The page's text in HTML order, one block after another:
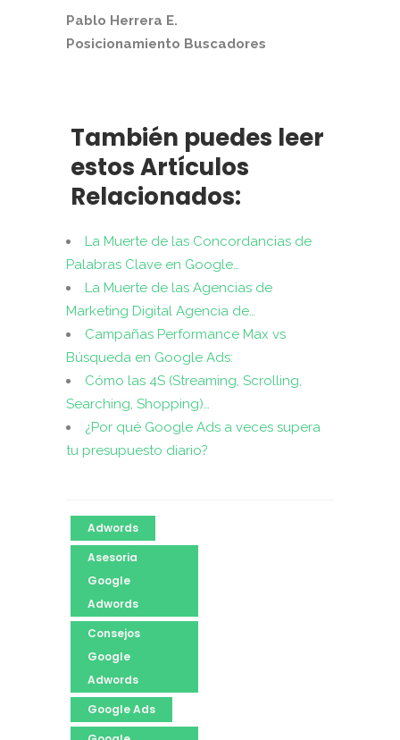
Pablo Herrera E.
Posicionamiento Buscadores
También puedes leer
estos Artículos
Relacionados:
La Muerte de las Concordancias de
Palabras Clave en Google…
La Muerte de las Agencias de
Marketing Digital Agencia de…
Campañas Performance Max vs
Búsqueda en Google Ads:
Cómo las 4S (Streaming, Scrolling,
Searching, Shopping)…
¿Por qué Google Ads a veces supera
tu presupuesto diario?
Adwords
Asesoria
Google
Adwords
Consejos
Google
Adwords
Google Ads